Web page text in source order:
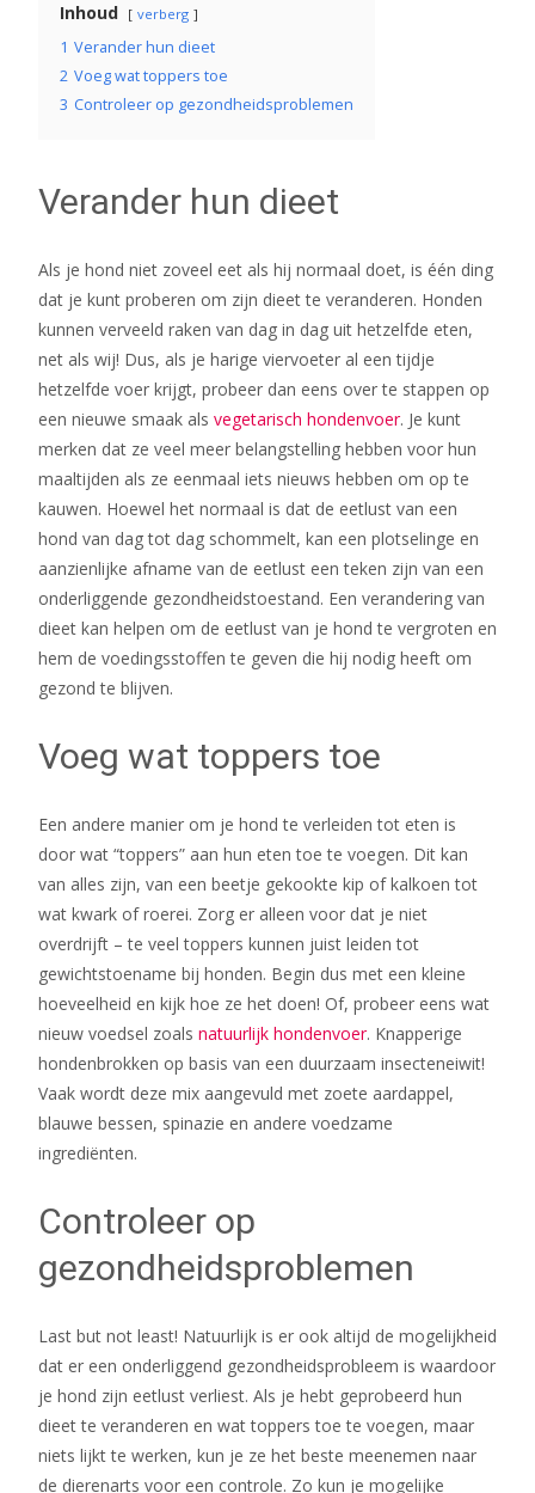
Inhoud verberg
1 Verander hun dieet
2 Voeg wat toppers toe
3 Controleer op gezondheidsproblemen
Verander hun dieet
Als je hond niet zoveel eet als hij normaal doet, is één ding
dat je kunt proberen om zijn dieet te veranderen. Honden
kunnen verveeld raken van dag in dag uit hetzelfde eten,
net als wij! Dus, als je harige viervoeter al een tijdje
hetzelfde voer krijgt, probeer dan eens over te stappen op
een nieuwe smaak als vegetarisch hondenvoer. Je kunt
merken dat ze veel meer belangstelling hebben voor hun
maaltijden als ze eenmaal iets nieuws hebben om op te
kauwen. Hoewel het normaal is dat de eetlust van een
hond van dag tot dag schommelt, kan een plotselinge en
aanzienlijke afname van de eetlust een teken zijn van een
onderliggende gezondheidstoestand. Een verandering van
dieet kan helpen om de eetlust van je hond te vergroten en
hem de voedingsstoffen te geven die hij nodig heeft om
gezond te blijven.
Voeg wat toppers toe
Een andere manier om je hond te verleiden tot eten is
door wat “toppers” aan hun eten toe te voegen. Dit kan
van alles zijn, van een beetje gekookte kip of kalkoen tot
wat kwark of roerei. Zorg er alleen voor dat je niet
overdrijft – te veel toppers kunnen juist leiden tot
gewichtstoename bij honden. Begin dus met een kleine
hoeveelheid en kijk hoe ze het doen! Of, probeer eens wat
nieuw voedsel zoals natuurlijk hondenvoer. Knapperige
hondenbrokken op basis van een duurzaam insecteneiwit!
Vaak wordt deze mix aangevuld met zoete aardappel,
blauwe bessen, spinazie en andere voedzame
ingrediënten.
Controleer op
gezondheidsproblemen
Last but not least! Natuurlijk is er ook altijd de mogelijkheid
dat er een onderliggend gezondheidsprobleem is waardoor
je hond zijn eetlust verliest. Als je hebt geprobeerd hun
dieet te veranderen en wat toppers toe te voegen, maar
niets lijkt te werken, kun je ze het beste meenemen naar
de dierenarts voor een controle. Zo kun je mogelijke